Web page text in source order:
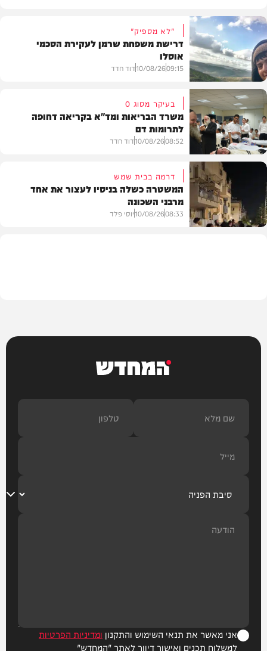
חדשות
"לא מספיק"
דרישת משפחת שרמן לעקירת הסכמי
אוסלו
09:15
10/08/26דוד חדד
חדשות
בעיקר מסוג O
משרד הבריאות ומד"א בקריאה דחופה
לתרומות דם
08:52
10/08/26דוד חדד
דרמה בבית שמש
המשטרה כשלה בניסיו לעצור את אחד
מרבני השכונה
08:33
10/08/26יוסי פלד
המחדש
אני מאשר את תנאי השימוש והתקנון ומדיניות הפרטיות
למשלוח תכנים ואישור דיוור לאתר "המחדש"